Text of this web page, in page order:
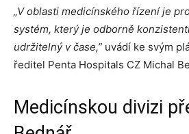
„V oblasti medicínského řízení je
systém, který je odborně
udržitelný v čase,” uvádí ke svým
ředitel Penta Hospitals CZ Michal
Medicínskou divizi